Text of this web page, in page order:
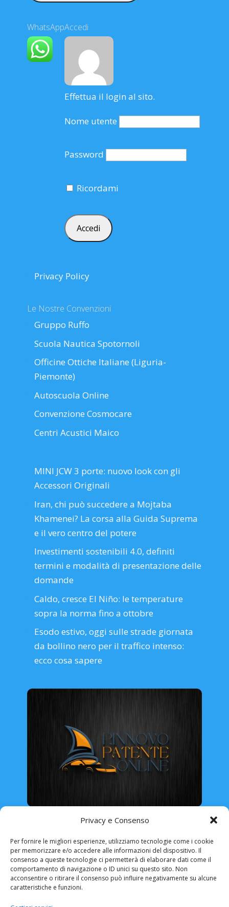
Privacy e Consenso
Per fornire le migliori esperienze, utilizziamo tecnologie come i cookie
per memorizzare e/o accedere alle informazioni del dispositivo. Il
consenso a queste tecnologie ci permetterà di elaborare dati come il
comportamento di navigazione o ID unici su questo sito. Non
acconsentire o ritirare il consenso può influire negativamente su alcune
caratteristiche e funzioni.
WhatsAppAccedi
Effettua il login al sito.
Nome utente
Password
Ricordami
Privacy Policy
Le Nostre Convenzioni
Gruppo Ruffo
Scuola Nautica Spotornoli
Officine Ottiche Italiane (Liguria-
Piemonte)
Autoscuola Online
Convenzione Cosmocare
Centri Acustici Maico
MINI JCW 3 porte: nuovo look con gli
Accessori Originali
Iran, chi può succedere a Mojtaba
Khamenei? La corsa alla Guida Suprema
e il vero centro del potere
Investimenti sostenibili 4.0, definiti
termini e modalità di presentazione delle
domande
Caldo, cresce El Niño: le temperature
sopra la norma fino a ottobre
Esodo estivo, oggi sulle strade giornata
da bollino nero per il traffico intenso:
ecco cosa sapere
ABRUZZO BASILICATA
CALABRIA